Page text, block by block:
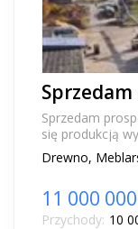
Sprzedam
się produkcją
gotowy i
niep...
Drewno,
11 000 000
Przychody: 10